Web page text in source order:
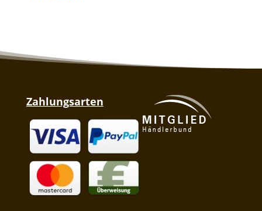
Zahlungsarten